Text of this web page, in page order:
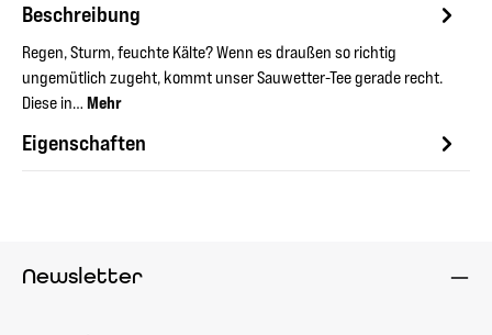
Beschreibung
Regen, Sturm, feuchte Kälte? Wenn es draußen so richtig
ungemütlich zugeht, kommt unser Sauwetter-Tee gerade recht.
Diese in… Mehr
Eigenschaften
Newsletter